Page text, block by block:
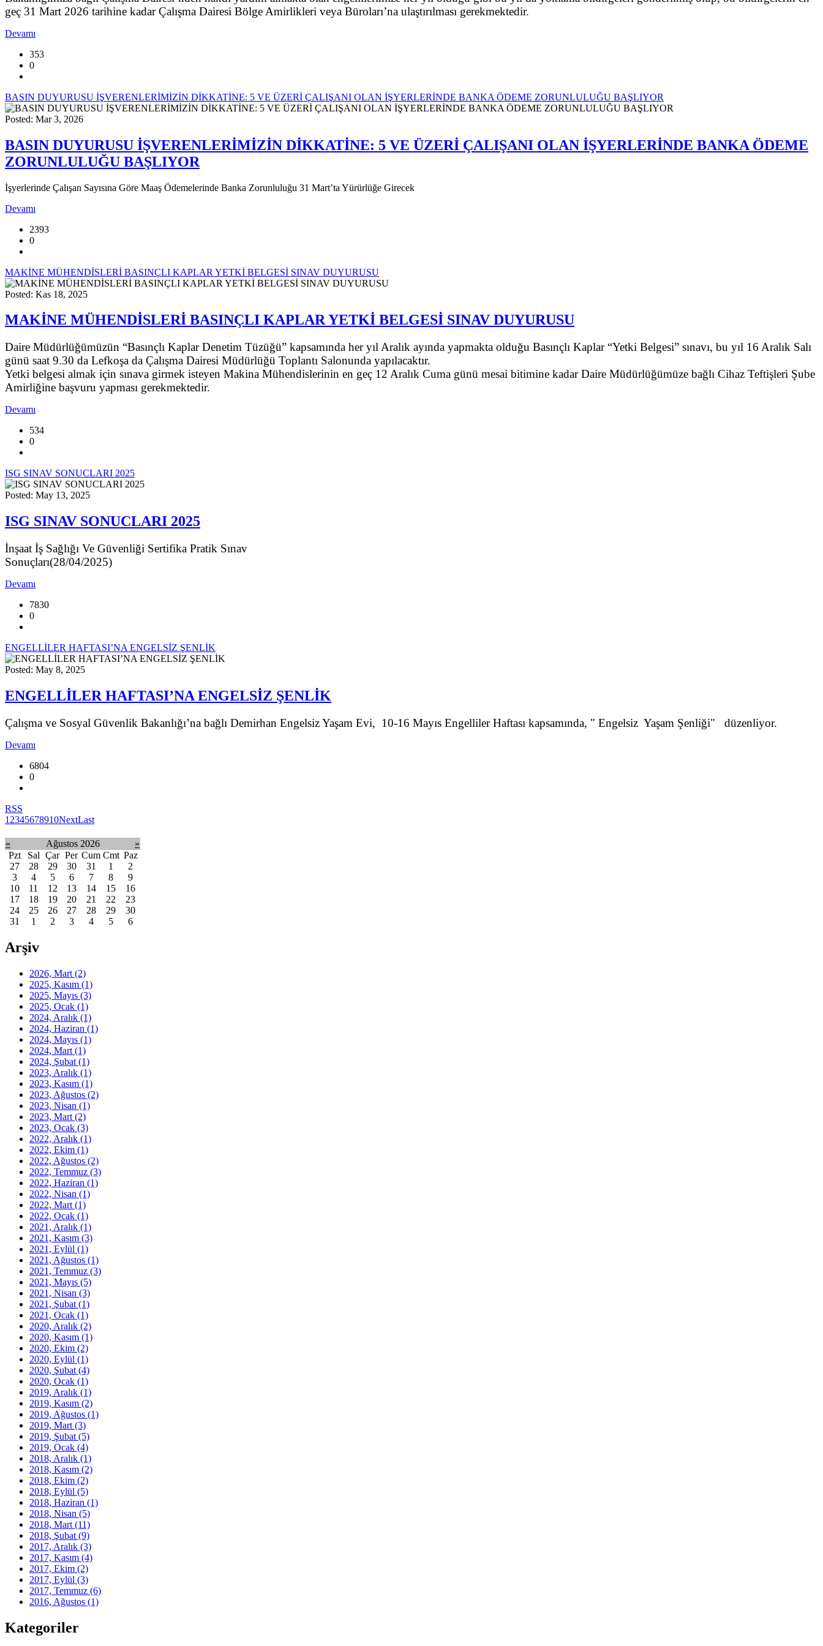
geç 31 Mart 2026 tarihine kadar Çalışma Dairesi Bölge Amirlikleri veya Büroları’na ulaştırılması gerekmektedir.
Devamı
353
0
BASIN DUYURUSU İŞVERENLERİMİZİN DİKKATİNE: 5 VE ÜZERİ ÇALIŞANI OLAN İŞYERLERİNDE BANKA ÖDEME ZORUNLULUĞU BAŞLIYOR
Posted: Mar 3, 2026
BASIN DUYURUSU İŞVERENLERİMİZİN DİKKATİNE: 5 VE ÜZERİ ÇALIŞANI OLAN İŞYERLERİNDE BANKA ÖDEME
ZORUNLULUĞU BAŞLIYOR
İşyerlerinde Çalışan Sayısına Göre Maaş Ödemelerinde Banka Zorunluluğu 31 Mart’ta Yürürlüğe Girecek
Devamı
2393
0
MAKİNE MÜHENDİSLERİ BASINÇLI KAPLAR YETKİ BELGESİ SINAV DUYURUSU
Posted: Kas 18, 2025
MAKİNE MÜHENDİSLERİ BASINÇLI KAPLAR YETKİ BELGESİ SINAV DUYURUSU
Daire Müdürlüğümüzün “Basınçlı Kaplar Denetim Tüzüğü” kapsamında her yıl Aralık ayında yapmakta olduğu Basınçlı Kaplar “Yetki Belgesi” sınavı, bu yıl 16 Aralık Salı
günü saat 9.30 da Lefkoşa da Çalışma Dairesi Müdürlüğü Toplantı Salonunda yapılacaktır.
Yetki belgesi almak için sınava girmek isteyen Makina Mühendislerinin en geç 12 Aralık Cuma günü mesai bitimine kadar Daire Müdürlüğümüze bağlı Cihaz Teftişleri Şube
Amirliğine başvuru yapması gerekmektedir.
Devamı
534
0
ISG SINAV SONUCLARI 2025
Posted: May 13, 2025
ISG SINAV SONUCLARI 2025
İnşaat İş Sağlığı Ve Güvenliği Sertifika Pratik Sınav
Sonuçları(28/04/2025)
Devamı
7830
0
ENGELLİLER HAFTASI’NA ENGELSİZ ŞENLİK
Posted: May 8, 2025
ENGELLİLER HAFTASI’NA ENGELSİZ ŞENLİK
Çalışma ve Sosyal Güvenlik Bakanlığı’na bağlı Demirhan Engelsiz Yaşam Evi, 10-16 Mayıs Engelliler Haftası kapsamında, " Engelsiz Yaşam Şenliği" düzenliyor.
Devamı
6804
0
RSS
1 2345678910NextLast
« Ağustos 2026
»
Pzt
Sal Çar Per Cum Cmt Paz
27
28 29 30 31 1
2
3
4 5 6 7 8
9
10
11 12 13 14 15
16
17
18 19 20 21 22
23
24
25 26 27 28 29
30
31
1 2 3 4 5 6
Arşiv
2026, Mart (2)
2025, Kasım (1)
2025, Mayıs (3)
2025, Ocak (1)
2024, Aralık (1)
2024, Haziran (1)
2024, Mayıs (1)
2024, Mart (1)
2024, Şubat (1)
2023, Aralık (1)
2023, Kasım (1)
2023, Ağustos (2)
2023, Nisan (1)
2023, Mart (2)
2023, Ocak (3)
2022, Aralık (1)
2022, Ekim (1)
2022, Ağustos (2)
2022, Temmuz (3)
2022, Haziran (1)
2022, Nisan (1)
2022, Mart (1)
2022, Ocak (1)
2021, Aralık (1)
2021, Kasım (3)
2021, Eylül (1)
2021, Ağustos (1)
2021, Temmuz (3)
2021, Mayıs (5)
2021, Nisan (3)
2021, Şubat (1)
2021, Ocak (1)
2020, Aralık (2)
2020, Kasım (1)
2020, Ekim (2)
2020, Eylül (1)
2020, Şubat (4)
2020, Ocak (1)
2019, Aralık (1)
2019, Kasım (2)
2019, Ağustos (1)
2019, Mart (3)
2019, Şubat (5)
2019, Ocak (4)
2018, Aralık (1)
2018, Kasım (2)
2018, Ekim (2)
2018, Eylül (5)
2018, Haziran (1)
2018, Nisan (5)
2018, Mart (11)
2018, Şubat (9)
2017, Aralık (3)
2017, Kasım (4)
2017, Ekim (2)
2017, Eylül (3)
2017, Temmuz (6)
2016, Ağustos (1)
Kategoriler